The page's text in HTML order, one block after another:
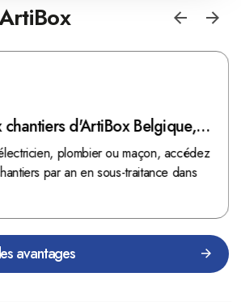
chantiers d'ArtiBox Belgique,
d'or !
plombier ou maçon, accédez
par an en sous-traitance dans
avantages